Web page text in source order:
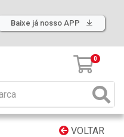
Baixe já nosso APP
0
VOLTAR